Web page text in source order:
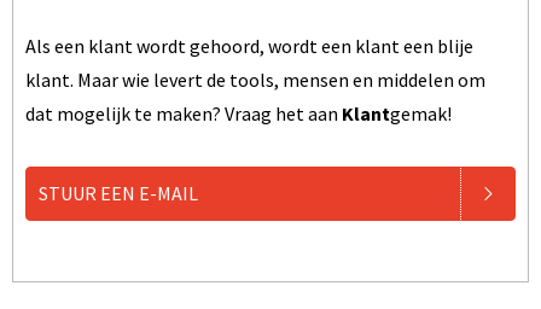
Als een klant wordt gehoord, wordt een klant een blije
klant. Maar wie levert de tools, mensen en middelen om
dat mogelijk te maken? Vraag het aan Klantgemak!
STUUR EEN E-MAIL